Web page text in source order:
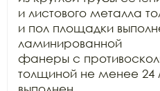
и листового металла
и пол площадки
ламинированной
фанеры с
толщиной не менее 24